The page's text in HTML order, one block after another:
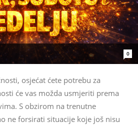
0
osjećat ćete potrebu za
će vas možda usmjeriti prema
S obzirom na trenutne
ne forsirati situacije koje još nisu